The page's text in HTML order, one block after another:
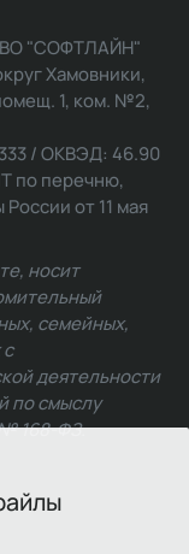
"СОФТЛАЙН"
Хамовники,
1, ком. №2,
/ ОКВЭД: 46.90
по перечню,
от 11 мая
носит
семейных,
деятельности
по смыслу
№ 168-ФЗ.